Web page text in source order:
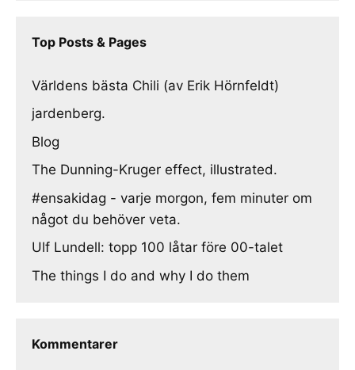
Top Posts & Pages
Världens bästa Chili (av Erik Hörnfeldt)
jardenberg.
Blog
The Dunning-Kruger effect, illustrated.
#ensakidag - varje morgon, fem minuter om
något du behöver veta.
Ulf Lundell: topp 100 låtar före 00-talet
The things I do and why I do them
Kommentarer